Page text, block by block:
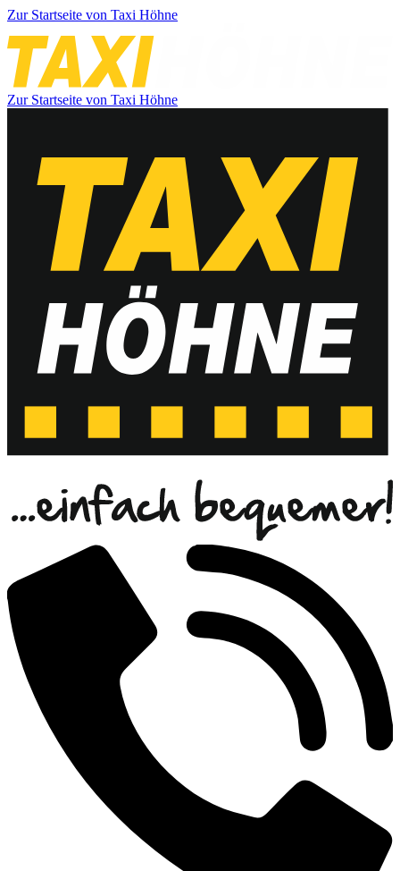
Zur Startseite von Taxi Höhne
Zur Startseite von Taxi Höhne